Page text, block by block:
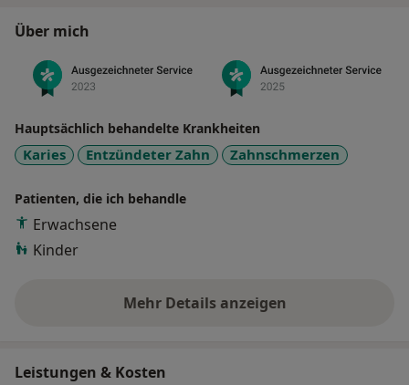
Über mich
Hauptsächlich behandelte Krankheiten
Karies Entzündeter Zahn Zahnschmerzen
Patienten, die ich behandle
Erwachsene
Kinder
Mehr Details anzeigen
über Erfahrungen
Leistungen & Kosten